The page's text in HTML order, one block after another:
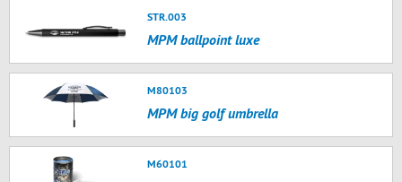
STR.003
MPM ballpoint luxe
M80103
MPM big golf umbrella
M60101